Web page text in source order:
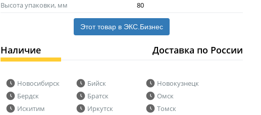
Высота упаковки, мм
80
Этот товар в ЭКС.Бизнес
Наличие Доставка по России
Новосибирск
Бердск
Искитим
Бийск
Братск
Иркутск
Новокузнецк
Омск
Томск